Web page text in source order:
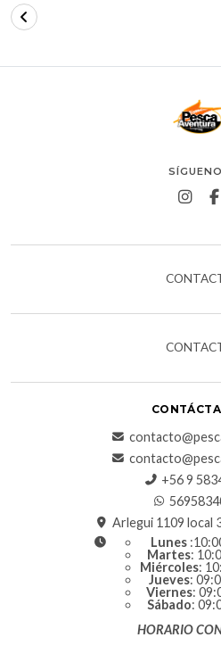
+56 9
Arlegui 1109 local
Lunes
Martes:
Miércoles:
Jueves:
Viernes:
Sábado:
HORARIO